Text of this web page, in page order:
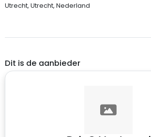
Utrecht, Utrecht, Nederland
Dit is de aanbieder